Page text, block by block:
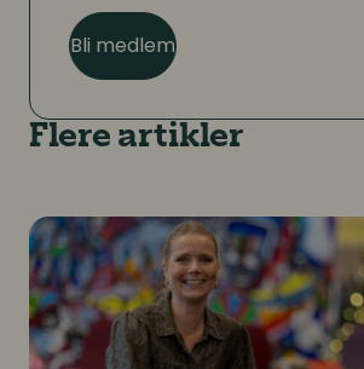
Bli medlem
Flere artikler
Vrengt polvott og employer